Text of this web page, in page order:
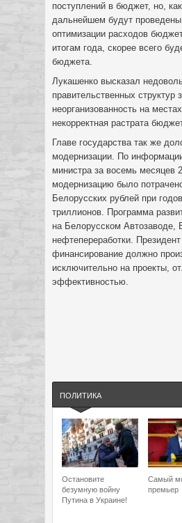
поступлений в бюджет, но,
дальнейшем будут
оптимизации расходов
итогам года, скорее всего
бюджета.
Лукашенко высказал
правительственных структур
неорганизованность на
некорректная растрата
Главе государства так же
модернизации. По
министра за восемь месяцев
модернизацию было
Белорусских рублей при
триллионов. Программа
на Белорусском Автозаводе,
нефтепереработки.
финансирование должно
исключительно на проекты,
эффективностью.
ПОЛИТИКА
Остановите
безумную войну
Путина в Украине!
Самый
премьер